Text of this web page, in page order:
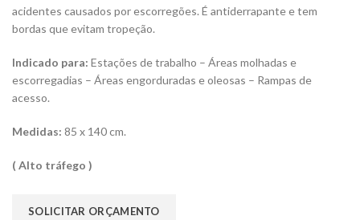
acidentes causados por escorregões. É antiderrapante e tem
bordas que evitam tropeção.
Indicado para: Estações de trabalho – Áreas molhadas e
escorregadias – Áreas engorduradas e oleosas – Rampas de
acesso.
Medidas: 85 x 140 cm.
( Alto tráfego )
SOLICITAR ORÇAMENTO